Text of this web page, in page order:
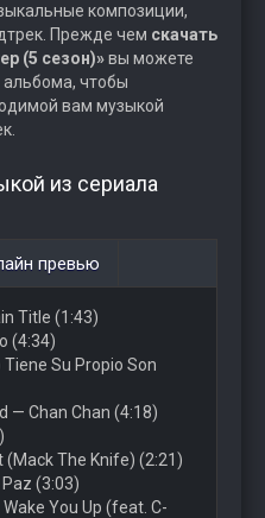
композиции,
Прежде чем скачать
(5 сезон)»вы можете
альбома, чтобы
вам музыкой
из сериала
превью
Title (1:43)
(4:34)
Su Propio Son
— Chan Chan (4:18)
The Knife) (2:21)
(3:03)
You Up (feat. C-